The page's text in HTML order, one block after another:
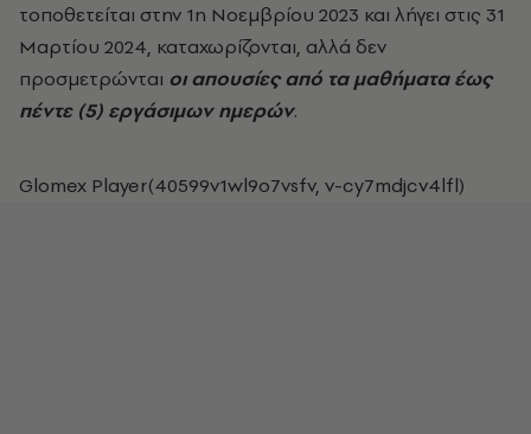
τοποθετείται στην 1η Νοεμβρίου 2023 και λήγει στις 31
Μαρτίου 2024, καταχωρίζονται, αλλά δεν
προσμετρώνται οι απουσίες από τα μαθήματα έως
πέντε (5) εργάσιμων ημερών.
Glomex Player(40599v1wl9o7vsfv, v-cy7mdjcv4lfl)